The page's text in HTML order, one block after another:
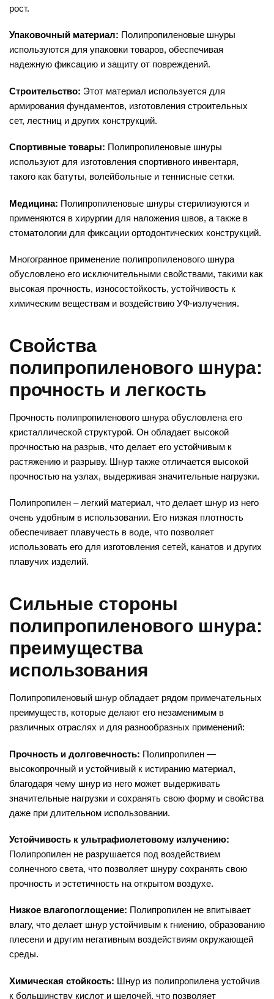
рост.
Упаковочный материал: Полипропиленовые шнуры
используются для упаковки товаров, обеспечивая
надежную фиксацию и защиту от повреждений.
Строительство: Этот материал используется для
армирования фундаментов, изготовления строительных
сет, лестниц и других конструкций.
Спортивные товары: Полипропиленовые шнуры
используют для изготовления спортивного инвентаря,
такого как батуты, волейбольные и теннисные сетки.
Медицина: Полипропиленовые шнуры стерилизуются и
применяются в хирургии для наложения швов, а также в
стоматологии для фиксации ортодонтических конструкций.
Многогранное применение полипропиленового шнура
обусловлено его исключительными свойствами, такими как
высокая прочность, износостойкость, устойчивость к
химическим веществам и воздействию УФ-излучения.
Свойства
полипропиленового шнура:
прочность и легкость
Прочность полипропиленового шнура обусловлена его
кристаллической структурой. Он обладает высокой
прочностью на разрыв, что делает его устойчивым к
растяжению и разрыву. Шнур также отличается высокой
прочностью на узлах, выдерживая значительные нагрузки.
Полипропилен – легкий материал, что делает шнур из него
очень удобным в использовании. Его низкая плотность
обеспечивает плавучесть в воде, что позволяет
использовать его для изготовления сетей, канатов и других
плавучих изделий.
Сильные стороны
полипропиленового шнура:
преимущества
использования
Полипропиленовый шнур обладает рядом примечательных
преимуществ, которые делают его незаменимым в
различных отраслях и для разнообразных применений:
Прочность и долговечность: Полипропилен —
высокопрочный и устойчивый к истиранию материал,
благодаря чему шнур из него может выдерживать
значительные нагрузки и сохранять свою форму и свойства
даже при длительном использовании.
Устойчивость к ультрафиолетовому излучению:
Полипропилен не разрушается под воздействием
солнечного света, что позволяет шнуру сохранять свою
прочность и эстетичность на открытом воздухе.
Низкое влагопоглощение: Полипропилен не впитывает
влагу, что делает шнур устойчивым к гниению, образованию
плесени и другим негативным воздействиям окружающей
среды.
Химическая стойкость: Шнур из полипропилена устойчив
к большинству кислот и щелочей, что позволяет